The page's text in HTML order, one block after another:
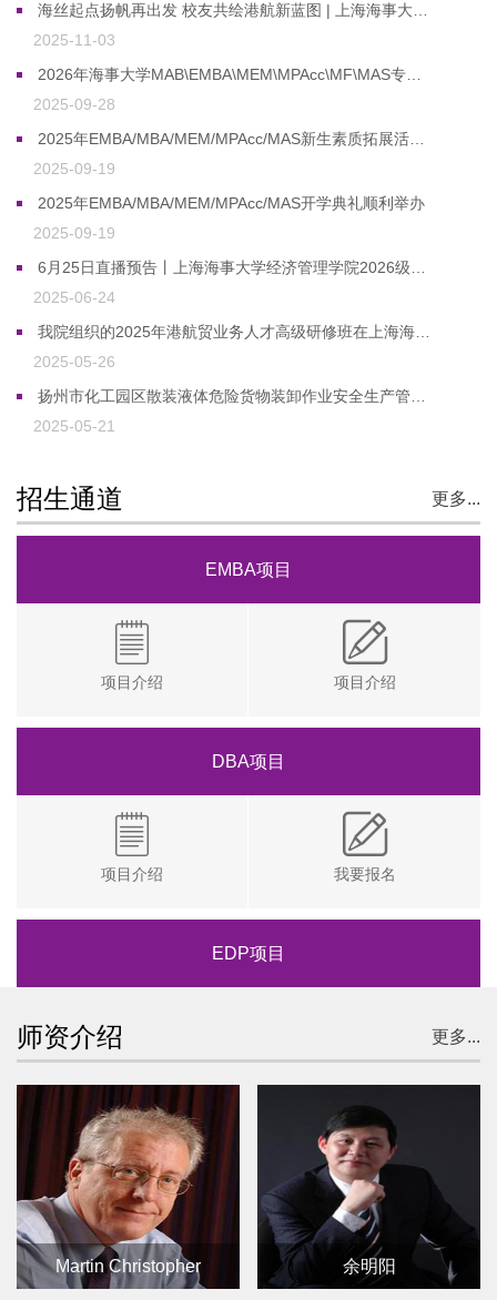
海丝起点扬帆再出发 校友共绘港航新蓝图 | 上海海事大学第二期高端港航人才创新管理高级研修班圆满结业
2025-11-03
2026年海事大学MAB\EMBA\MEM\MPAcc\MF\MAS专业硕士项目招生简章
2025-09-28
2025年EMBA/MBA/MEM/MPAcc/MAS新生素质拓展活动顺利举办
2025-09-19
2025年EMBA/MBA/MEM/MPAcc/MAS开学典礼顺利举办
2025-09-19
6月25日直播预告丨上海海事大学经济管理学院2026级研究生招生宣讲来啦
2025-06-24
我院组织的2025年港航贸业务人才高级研修班在上海海事大学“城市+大学”赋能港产城高质量融合发展大会暨第六届全球校友大会上正式启动
2025-05-26
扬州市化工园区散装液体危险货物装卸作业安全生产管理研修班开班典礼顺利举行
2025-05-21
招生通道 更多...
EMBA项目
项目介绍 项目介绍
DBA项目
项目介绍 我要报名
EDP项目
师资介绍 更多...
Martin Christopher 余明阳